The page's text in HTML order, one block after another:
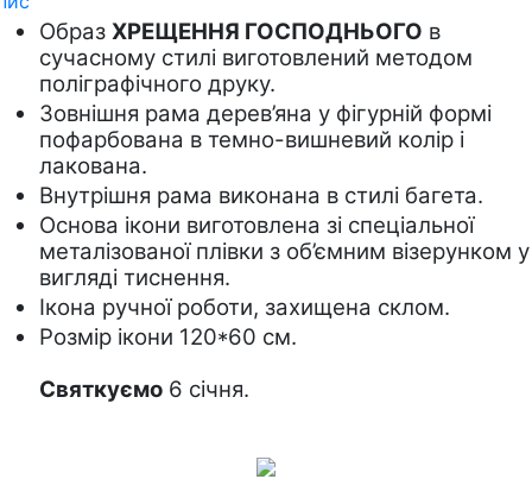
Образ ХРЕЩЕННЯ ГОСПОДНЬОГО в
сучасному стилі виготовлений методом
поліграфічного друку.
Зовнішня рама дерев’яна у фігурній формі
пофарбована в темно-вишневий колір і
лакована.
Внутрішня рама виконана в стилі багета.
Основа ікони виготовлена зі спеціальної
металізованої плівки з об’ємним візерунком у
вигляді тиснення.
Ікона ручної роботи, захищена склом.
Розмір ікони 120*60 см.
Святкуємо 6 січня.